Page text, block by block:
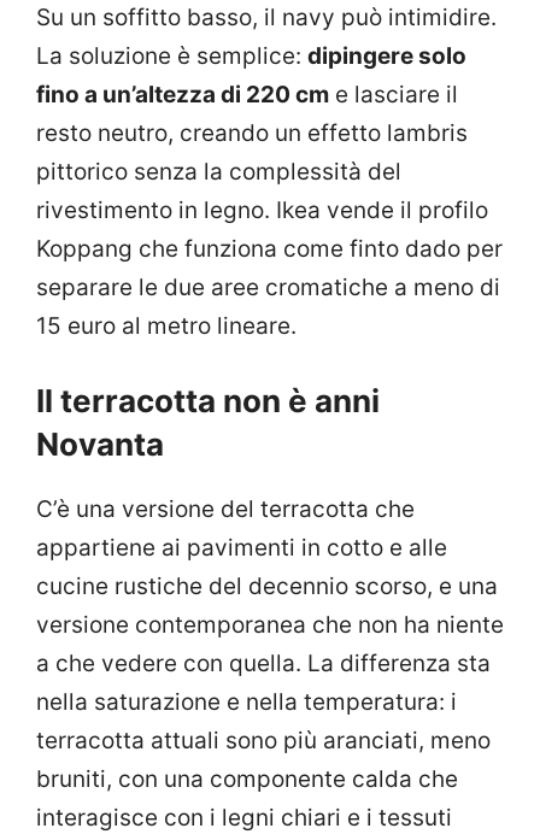
Su un soffitto basso, il navy può intimidire.
La soluzione è semplice: dipingere solo
fino a un’altezza di 220 cm e lasciare il
resto neutro, creando un effetto lambris
pittorico senza la complessità del
rivestimento in legno. Ikea vende il profilo
Koppang che funziona come finto dado per
separare le due aree cromatiche a meno di
15 euro al metro lineare.
Il terracotta non è anni
Novanta
C’è una versione del terracotta che
appartiene ai pavimenti in cotto e alle
cucine rustiche del decennio scorso, e una
versione contemporanea che non ha niente
a che vedere con quella. La differenza sta
nella saturazione e nella temperatura: i
terracotta attuali sono più aranciati, meno
bruniti, con una componente calda che
interagisce con i legni chiari e i tessuti